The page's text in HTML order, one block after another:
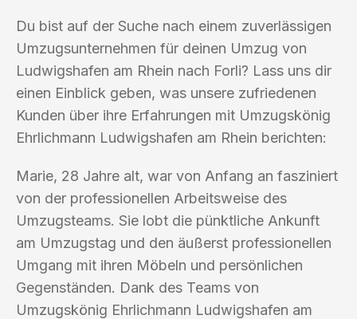
Du bist auf der Suche nach einem zuverlässigen
Umzugsunternehmen für deinen Umzug von
Ludwigshafen am Rhein nach Forli? Lass uns dir
einen Einblick geben, was unsere zufriedenen
Kunden über ihre Erfahrungen mit Umzugskönig
Ehrlichmann Ludwigshafen am Rhein berichten:
Marie, 28 Jahre alt, war von Anfang an fasziniert
von der professionellen Arbeitsweise des
Umzugsteams. Sie lobt die pünktliche Ankunft
am Umzugstag und den äußerst professionellen
Umgang mit ihren Möbeln und persönlichen
Gegenständen. Dank des Teams von
Umzugskönig Ehrlichmann Ludwigshafen am